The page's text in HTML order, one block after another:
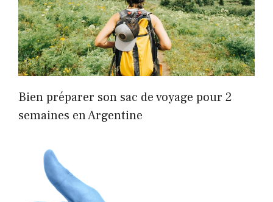
Bien préparer son sac de voyage pour 2
semaines en Argentine